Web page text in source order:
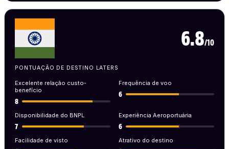
6.8/10
PONTUAÇÃO DE DESTINO LATERS
Excelente relação custo-
benefício
8
Frequência de voo
6
Disponibilidade do BNPL
7
Experiência Aeroportuária
6
Facilidade de visto Atrativo do destino